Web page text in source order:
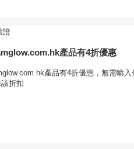
證
產品有4折優惠
產品有4折優惠，無需輸入
折扣